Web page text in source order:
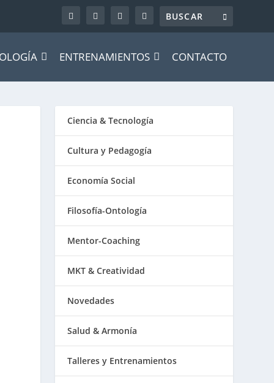
ENTRENAMIENTOS CONTACTO
Ciencia & Tecnología
Cultura y Pedagogía
Economía Social
Filosofía-Ontología
Mentor-Coaching
MKT & Creatividad
Novedades
Salud & Armonía
Talleres y Entrenamientos